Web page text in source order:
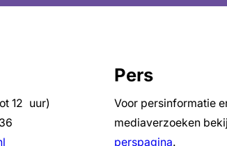
12 uur)
Pers
Voor persinformatie
mediaverzoeken
perspagina.